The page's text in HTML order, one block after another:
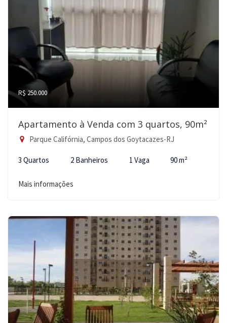
R$ 250.000
Apartamento à Venda com 3 quartos, 90m²
Parque Califórnia, Campos dos Goytacazes-RJ
3 Quartos 2 Banheiros 1 Vaga 90 m²
Mais informações